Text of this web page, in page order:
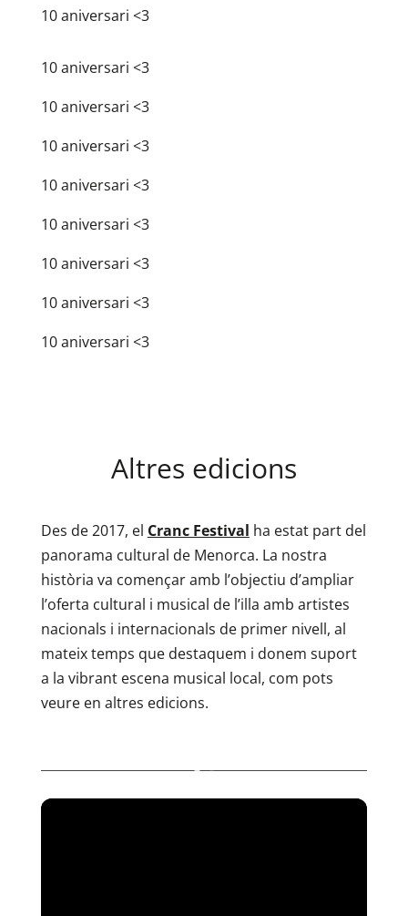
10 aniversari <3
10 aniversari <3
10 aniversari <3
10 aniversari <3
10 aniversari <3
10 aniversari <3
10 aniversari <3
10 aniversari <3
10 aniversari <3
Altres edicions
Des de 2017, el Cranc Festival ha estat part del
panorama cultural de Menorca. La nostra
història va començar amb l’objectiu d’ampliar
l’oferta cultural i musical de l’illa amb artistes
nacionals i internacionals de primer nivell, al
mateix temps que destaquem i donem suport
a la vibrant escena musical local, com pots
veure en altres edicions.